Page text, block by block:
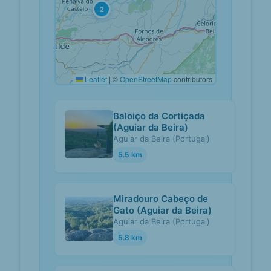
2
Leaflet | ©OpenStreetMapcontributors
Baloiço da Cortiçada
(Aguiar da Beira)
Aguiar da Beira (Portugal)
5.5 km
Miradouro Cabeço de
Gato (Aguiar da Beira)
Aguiar da Beira (Portugal)
5.8 km